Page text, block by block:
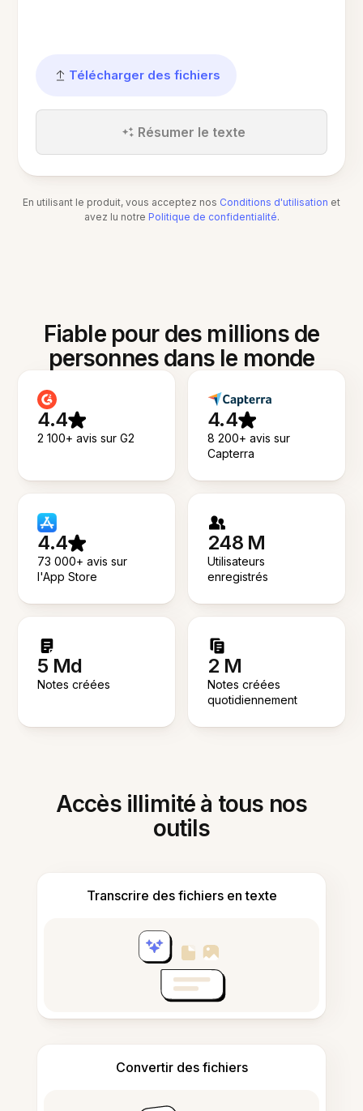
Télécharger des fichiers
Résumer le texte
En utilisant le produit, vous acceptez nos Conditions d'utilisation et
avez lu notre Politique de confidentialité.
Fiable pour des millions de
personnes dans le monde
4.4
2 100+ avis sur G2
4.4
8 200+ avis sur
Capterra
4.4
73 000+ avis sur
l'App Store
248 M
Utilisateurs
enregistrés
5 Md
Notes créées
2 M
Notes créées
quotidiennement
Accès illimité à tous nos
outils
Transcrire des fichiers en texte
Convertir des fichiers